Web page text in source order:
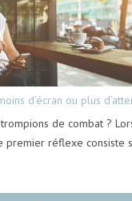
d’écran ou plus
de combat ?
premier réflexe consiste